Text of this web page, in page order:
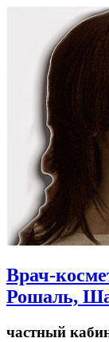
Врач-
Рошаль,
частный